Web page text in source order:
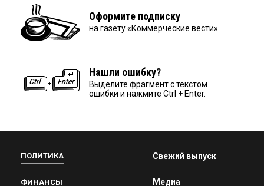
Оформите подписку
на газету «Коммерческие вести»
Нашли ошибку?
Выделите фрагмент с текстом
ошибки и нажмите Ctrl + Enter.
ПОЛИТИКА
ФИНАНСЫ
Свежий выпуск
Медиа